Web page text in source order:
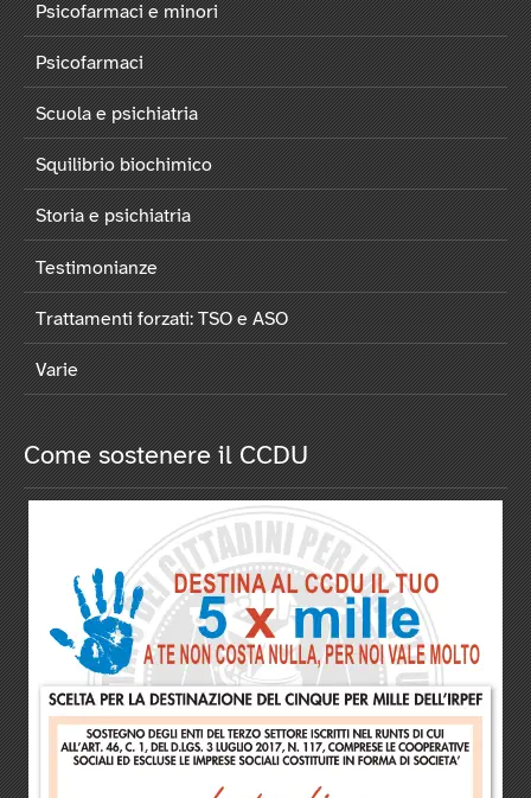
Psicofarmaci e minori
Psicofarmaci
Scuola e psichiatria
Squilibrio biochimico
Storia e psichiatria
Testimonianze
Trattamenti forzati: TSO e ASO
Varie
Come sostenere il CCDU